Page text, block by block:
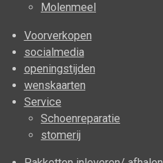
Molenmeel
Voorverkopen
socialmedia
openingstijden
wenskaarten
Service
Schoenreparatie
stomerij